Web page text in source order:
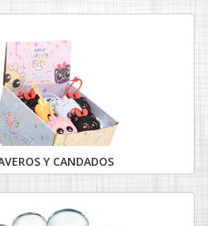
Y CANDADOS